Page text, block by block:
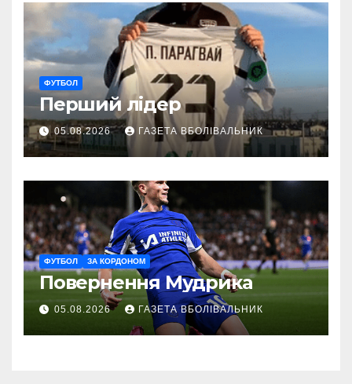
ФУТБОЛ
Перший лідер
05.08.2026 ГАЗЕТА ВБОЛІВАЛЬНИК
ФУТБОЛ ЗА КОРДОНОМ
Повернення Мудрика
05.08.2026 ГАЗЕТА ВБОЛІВАЛЬНИК